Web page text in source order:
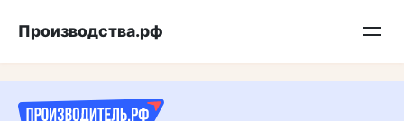
Подписывайтесь на нас в MAX
Производства.рф